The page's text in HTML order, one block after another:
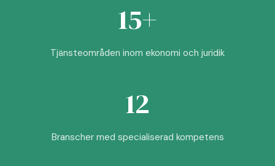
15+
Tjänsteområden inom ekonomi och juridik
12
Branscher med specialiserad kompetens